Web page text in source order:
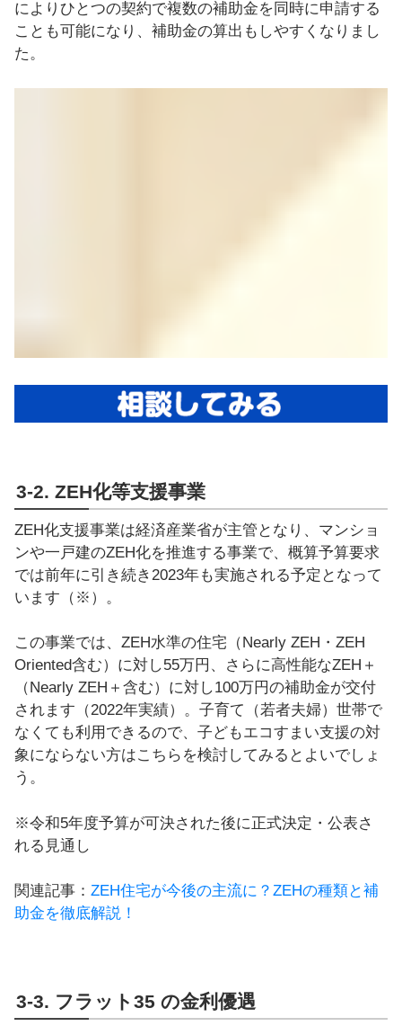
によりひとつの契約で複数の補助金を同時に申請する
ことも可能になり、補助金の算出もしやすくなりまし
た。
3-2. ZEH化等支援事業
ZEH化支援事業は経済産業省が主管となり、マンショ
ンや一戸建のZEH化を推進する事業で、概算予算要求
では前年に引き続き2023年も実施される予定となって
います（※）。
この事業では、ZEH水準の住宅（Nearly ZEH・ZEH
Oriented含む）に対し55万円、さらに高性能なZEH＋
（Nearly ZEH＋含む）に対し100万円の補助金が交付
されます（2022年実績）。子育て（若者夫婦）世帯で
なくても利用できるので、子どもエコすまい支援の対
象にならない方はこちらを検討してみるとよいでしょ
う。
※令和5年度予算が可決された後に正式決定・公表さ
れる見通し
関連記事： ZEH住宅が今後の主流に？ZEHの種類と補
助金を徹底解説！
3-3. フラット35 の金利優遇